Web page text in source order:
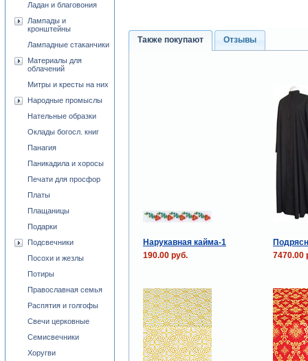
Также покупают Отзывы
Нарукавная кайма-1
190.00 руб.
7470.00
Ладан и благовония
Лампады и
кронштейны
Лампадные стаканчики
Материалы для
облачений
Митры и кресты на них
Народные промыслы
Нательные образки
Оклады богосл. книг
Панагия
Паникадила и хоросы
Печати для просфор
Платы
Плащаницы
Подарки
Подсвечники
Посохи и жезлы
Потиры
Православная семья
Распятия и голгофы
Свечи церковные
Семисвечники
Хоругви